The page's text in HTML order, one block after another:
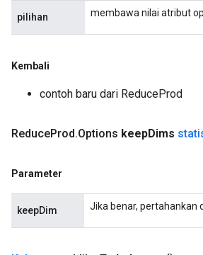
pilihan membawa nilai atribut
Kembali
contoh baru dari ReduceProd
ReduceProd.Options keepDims
Parameter
keepDim Jika benar, pertahankan